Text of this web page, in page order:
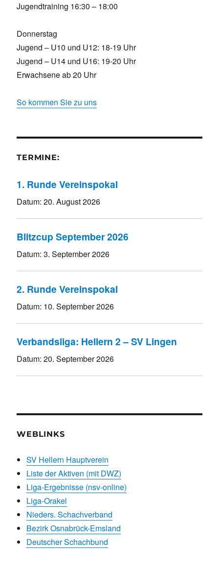
Jugendtraining 16:30 – 18:00
Donnerstag
Jugend – U10 und U12: 18-19 Uhr
Jugend – U14 und U16: 19-20 Uhr
Erwachsene ab 20 Uhr
So kommen Sie zu uns
TERMINE:
1. Runde Vereinspokal
Datum:20. August 2026
Blitzcup September 2026
Datum:3. September 2026
2. Runde Vereinspokal
Datum: 10. September 2026
Verbandsliga: Hellern 2 – SV Lingen
Datum:20. September 2026
WEBLINKS
SV Hellern Hauptverein
Liste der Aktiven (mit DWZ)
Liga-Ergebnisse (nsv-online)
Liga-Orakel
Nieders. Schachverband
Bezirk Osnabrück-Emsland
Deutscher Schachbund